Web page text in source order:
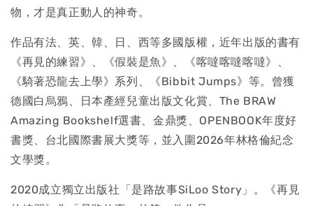
物，才是真正動人的神奇。
作品有法、英、韓、日、西等多國版權，近年出版的書有
《再見的練習》、《假裝是魚》、《喀噠喀噠喀噠》、
《騎著恐龍去上學》系列、《Bibbit Jumps》等。曾獲
德國白烏鴉、日本產經兒童出版文化賞、The BRAW
Amazing Bookshelf選書、金鼎獎、OPENBOOK年度好
書獎、台北國際書展大獎等，並入圍2026年林格倫紀念
文學獎。
2020成立獨立出版社「是路故事SiLoo Story」。《再見